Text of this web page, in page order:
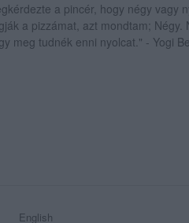
a pincér, hogy négy vagy
a pizzámat, azt mondtam; Négy.
meg tudnék enni nyolcat." - Yogi
English